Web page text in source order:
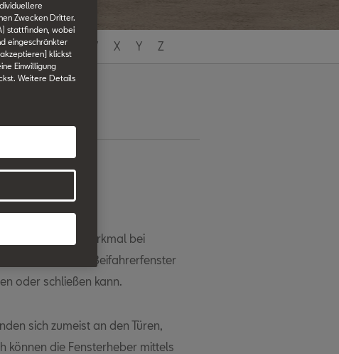
T U V W X Y Z
Komfortmerkmal bei
der Fahrer das Beifahrerfenster
oder schließen kann.
sich zumeist an den Türen,
können die Fensterheber mittels
Zwecken Dritter.
stattfinden, wobei
eingeschränkter
klickst
Einwilligung
Weitere Details